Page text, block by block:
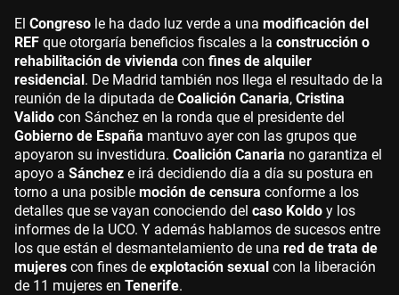
El Congreso le ha dado luz verde a una modificación del
REF que otorgaría beneficios fiscales a la construcción o
rehabilitación de vivienda con fines de alquiler
residencial. De Madrid también nos llega el resultado de la
reunión de la diputada de Coalición Canaria, Cristina
Valido con Sánchez en la ronda que el presidente del
Gobierno de España mantuvo ayer con las grupos que
apoyaron su investidura. Coalición Canaria no garantiza el
apoyo a Sánchez e irá decidiendo día a día su postura en
torno a una posible moción de censura conforme a los
detalles que se vayan conociendo del caso Koldo y los
informes de la UCO. Y además hablamos de sucesos entre
los que están el desmantelamiento de una red de trata de
mujeres con fines de explotación sexual con la liberación
de 11 mujeres en Tenerife.